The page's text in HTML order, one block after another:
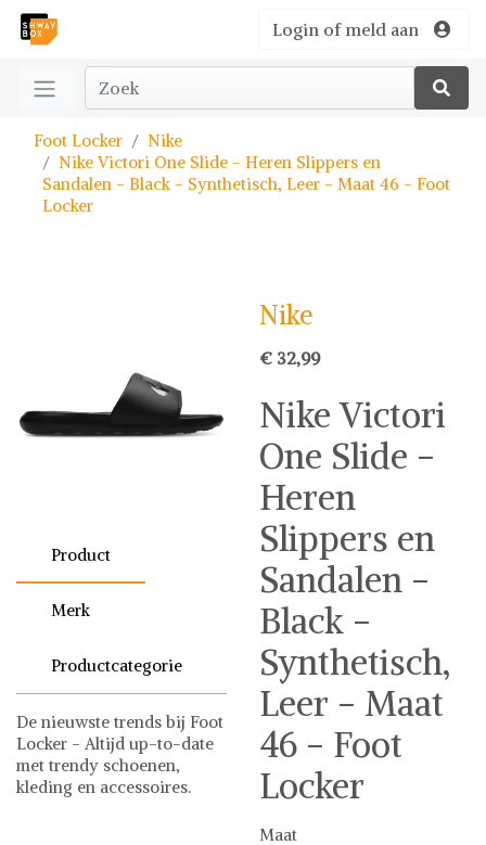
Login of meld aan
Foot Locker
Nike
Nike Victori One Slide - Heren Slippers en
Sandalen - Black - Synthetisch, Leer - Maat 46 - Foot
Locker
Product
Merk
Productcategorie
De nieuwste trends bij Foot
Locker - Altijd up-to-date
met trendy schoenen,
kleding en accessoires.
Nike
€ 32,99
Nike Victori
One Slide -
Heren
Slippers en
Sandalen -
Black -
Synthetisch,
Leer - Maat
46 - Foot
Locker
Maat